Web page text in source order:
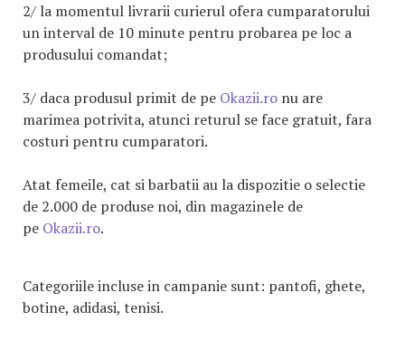
2/ la momentul livrarii curierul ofera cumparatorului
un interval de 10 minute pentru probarea pe loc a
produsului comandat;
3/ daca produsul primit de pe Okazii.ro nu are
marimea potrivita, atunci returul se face gratuit, fara
costuri pentru cumparatori.
Atat femeile, cat si barbatii au la dispozitie o selectie
de 2.000 de produse noi, din magazinele de
pe Okazii.ro.
Categoriile incluse in campanie sunt: pantofi, ghete,
botine, adidasi, tenisi.